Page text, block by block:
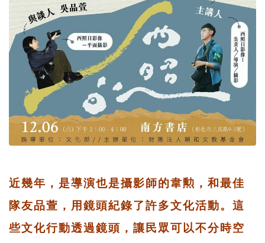
近幾年，是導演也是攝影師的韋勲，和最佳
隊友品萱，用鏡頭紀錄了許多文化活動。這
些文化行動透過鏡頭，讓民眾可以不分時空